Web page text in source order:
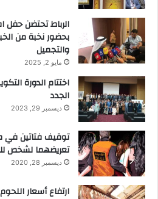
بحضور نخبة من
والتجميل
مايو 2, 2025
اختتام الدورة
الجدد
ديسمبر 29, 2023
توقيف فتاتين في
تعريضهما لشخص
ديسمبر 28, 2020
ارتفاع أسعار